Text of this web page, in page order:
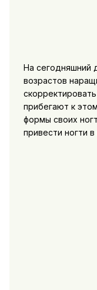
На сегодняшний
возрастов
прибегают к
формы своих
привести ногти